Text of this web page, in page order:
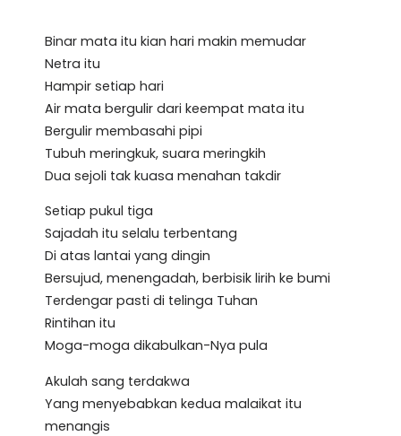
Binar mata itu kian hari makin memudar
Netra itu
Hampir setiap hari
Air mata bergulir dari keempat mata itu
Bergulir membasahi pipi
Tubuh meringkuk, suara meringkih
Dua sejoli tak kuasa menahan takdir
Setiap pukul tiga
Sajadah itu selalu terbentang
Di atas lantai yang dingin
Bersujud, menengadah, berbisik lirih ke bumi
Terdengar pasti di telinga Tuhan
Rintihan itu
Moga-moga dikabulkan-Nya pula
Akulah sang terdakwa
Yang menyebabkan kedua malaikat itu
menangis